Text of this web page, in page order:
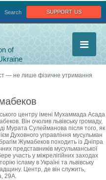
support us
Search
of
— не лише фізичне утримання
центру імені Мухаммада Асада
Він очолив львівську громаду,
Мурата Сулейманова після того, як
Духовного управління мусульман
Жумабеков походить із Дніпра
представників мусульманської
участь у міжрелігійних заходах
ісламу в Україні та львівську
Центр, де він служить,
29А.